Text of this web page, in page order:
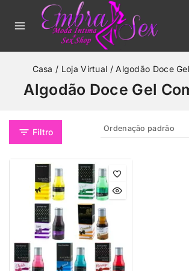
Casa / Loja Virtual / Algodão Doce
Algodão Doce Gel
Filtro